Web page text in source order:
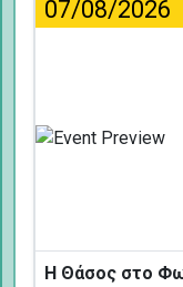
07/08/2026
Η Θάσος στο